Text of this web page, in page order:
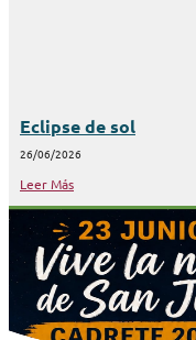
Eclipse de sol
26/06/2026
Leer Más